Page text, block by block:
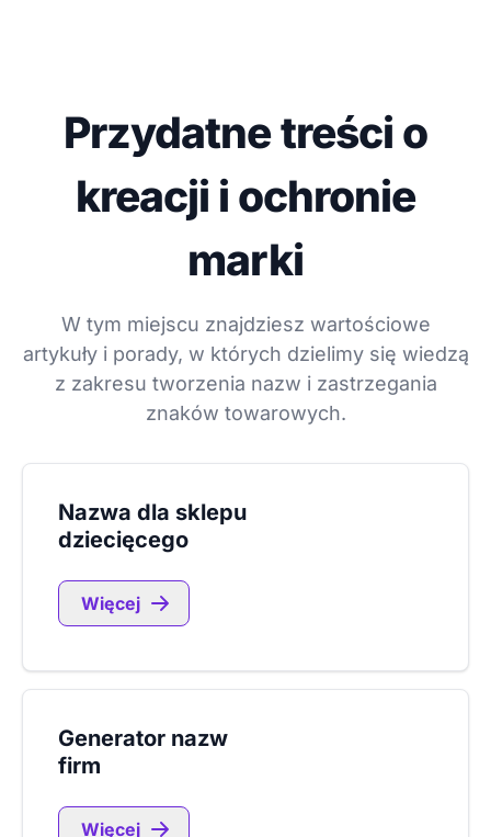
Przydatne treści o
kreacji i ochronie
marki
W tym miejscu znajdziesz wartościowe
artykuły i porady, w których dzielimy się wiedzą
z zakresu tworzenia nazw i zastrzegania
znaków towarowych.
Nazwa dla sklepu
dziecięcego
Więcej
Generator nazw
firm
Więcej